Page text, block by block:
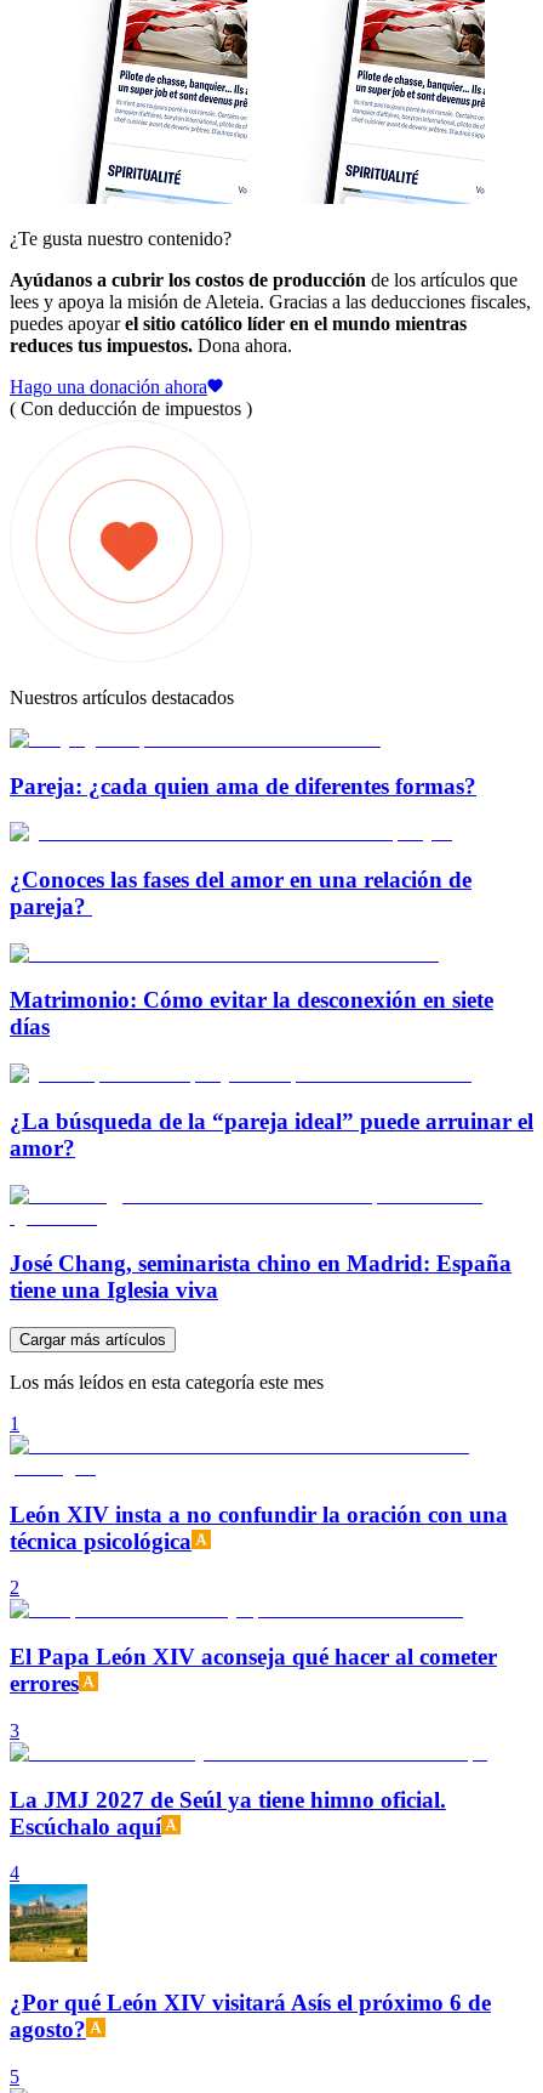
¿Te gusta nuestro contenido?
Ayúdanos a cubrir los costos de producción de los artículos que
lees y apoya la misión de Aleteia. Gracias a las deducciones fiscales,
puedes apoyarel sitio católico líder en el mundo mientras
reduces tus impuestos. Dona ahora.
Hago una donación ahora
( Con deducción de impuestos )
Nuestros artículos destacados
Pareja: ¿cada quien ama de diferentes formas?
¿Conoces las fases del amor en una relación de
pareja?
Matrimonio: Cómo evitar la desconexión en siete
días
¿La búsqueda de la “pareja ideal” puede arruinar el
amor?
José Chang, seminarista chino en Madrid: España
tiene una Iglesia viva
Cargar más artículos
Los más leídos en esta categoría este mes
1
León XIV insta a no confundir la oración con una
técnica psicológica
2
El Papa León XIV aconseja qué hacer al cometer
errores
3
La JMJ 2027 de Seúl ya tiene himno oficial.
Escúchalo aquí
4
¿Por qué León XIV visitará Asís el próximo 6 de
agosto?
5